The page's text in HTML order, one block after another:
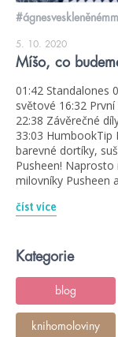
5. 10. 2020
Míšo, co
01:42 Standalones
světové 16:32
22:38 Závěrečné
33:03 HumbookTip
barevné dortíky,
Pusheen!
milovníky Pusheen
číst více
Kategorie
blog
knihomoloviny